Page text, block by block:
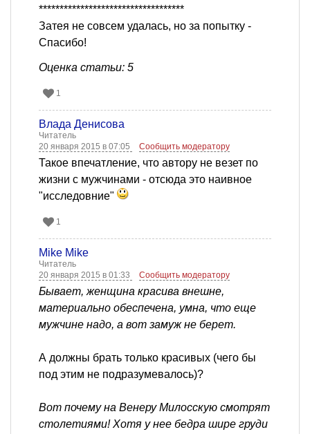
***********************************
Затея не совсем удалась, но за попытку -
Спасибо!
Оценка статьи: 5
1
Влада Денисова
Читатель
20 января 2015 в 07:05
Сообщить модератору
Такое впечатление, что автору не везет по
жизни с мужчинами - отсюда это наивное
"исследовние"
1
Mike Mike
Читатель
20 января 2015 в 01:33
Сообщить модератору
Бывает, женщина красива внешне,
материально обеспечена, умна, что еще
мужчине надо, а вот замуж не берет.
А должны брать только красивых (чего бы
под этим не подразумевалось)?
Вот почему на Венеру Милосскую смотрят
столетиями! Хотя у нее бедра шире груди